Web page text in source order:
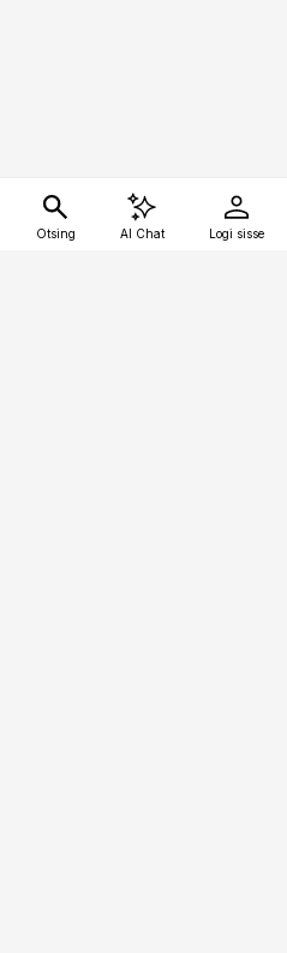
Otsing AI Chat Logi sisse